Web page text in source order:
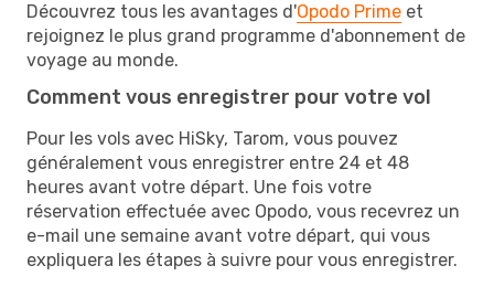
Découvrez tous les avantages d'Opodo Prime et
rejoignez le plus grand programme d'abonnement de
voyage au monde.
Comment vous enregistrer pour votre vol
Pour les vols avec HiSky, Tarom, vous pouvez
généralement vous enregistrer entre 24 et 48
heures avant votre départ. Une fois votre
réservation effectuée avec Opodo, vous recevrez un
e-mail une semaine avant votre départ, qui vous
expliquera les étapes à suivre pour vous enregistrer.